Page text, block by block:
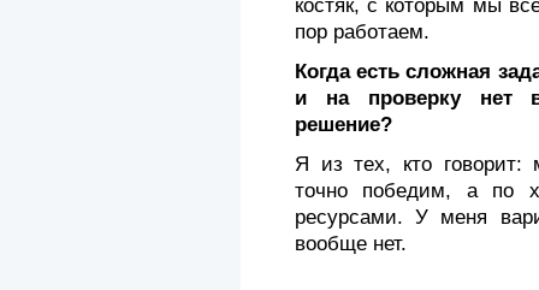
костяк, с которым мы
пор работаем.
Когда есть сложная
и на проверку нет
решение?
Я из тех, кто
точно победим, а по
ресурсами. У меня
вообще нет.